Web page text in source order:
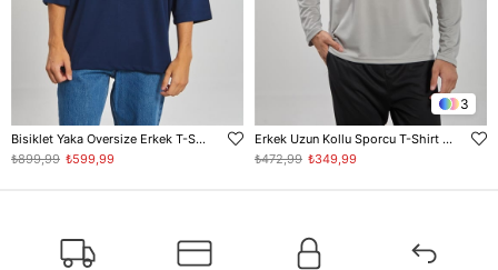
Bisiklet Yaka Oversize Erkek T-Shirt - Lacivert
₺599,99
₺899,99
3
Erkek Uzun Kollu Sporcu T-Shirt - Gri
₺349,99
₺472,99